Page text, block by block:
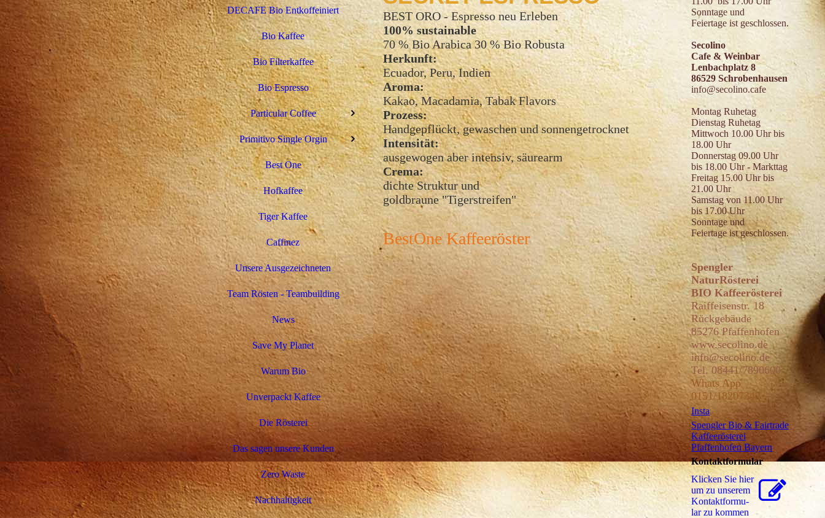
DECAFE Bio Entkoffeiniert
Bio Kaffee
Bio Filterkaffee
Bio Espresso
Particular Coffee
Primitivo Single Orgin
Best One
Hofkaffee
Tiger Kaffee
Caffinez
Unsere Ausgezeichneten
Team Rösten - Teambuilding
News
Save My Planet
Warum Bio
Unverpackt Kaffee
Die Rösterei
Das sagen unsere Kunden
Zero Waste
Nachhaltigkeit
BEST ORO - Espresso neu Erleben
100% sustainable
70 % Bio Arabica 30 % Bio Robusta
Herkunft:
Ecuador, Peru, Indien
Aroma:
Kakao, Macadamia, Tabak Flavors
Prozess:
Handgepflückt, gewaschen und sonnengetrocknet
Intensität:
ausgewogen aber intensiv, säurearm
Crema:
dichte Struktur und
goldbraune "Tigerstreifen"
BestOne Kaffeeröster
Sonntage und
Feiertage ist geschlossen.
Secolino
Cafe & Weinbar
Lenbachplatz 8
86529 Schrobenhausen
info@secolino.cafe
Montag Ruhetag
Dienstag Ruhetag
Mittwoch 10.00 Uhr bis
18.00 Uhr
Donnerstag 09.00 Uhr
bis 18.00 Uhr - Markttag
Freitag 15.00 Uhr bis
21.00 Uhr
Samstag von 11.00 Uhr
bis 17.00 Uhr
Sonntage und
Feiertage ist geschlossen.
Spengler
NaturRösterei
BIO Kaffeerösterei
Raiffeisenstr. 18
Rückgebäude
85276 Pfaffenhofen
www.secolino.de
info@secolino.de
Tel. 08441/7890600
Whats App
0151/18207342
Insta
Spengler Bio & Fairtrade
Kaffeerösterei
Pfaffenhofen Bayern
Kontaktformular
Klicken Sie hier
um zu unserem
Kon­takt­for­mu­
lar zu kommen